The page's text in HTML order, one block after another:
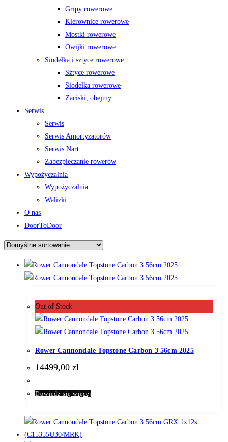
Gripy rowerowe
Kierownice rowerowe
Mostki rowerowe
Owijki rowerowe
Siodełka i sztyce rowerowe
Sztyce rowerowe
Siodełka rowerowe
Zaciski, obejmy
Serwis
Serwis
Serwis Amortyzatorów
Serwis Nart
Zabezpieczanie rowerów
Wypożyczalnia
Wypożyczalnia
Walizki
O nas
DoorToDoor
Out of Stock
Rower Cannondale Topstone Carbon 3 56cm 2025
14499,00 zł
Dowiedz się więcej